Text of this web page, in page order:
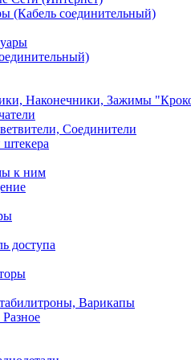
(Кабель соединительный)
Наконечники, Зажимы
Соединители
штекера
к ним
доступа
Варикапы